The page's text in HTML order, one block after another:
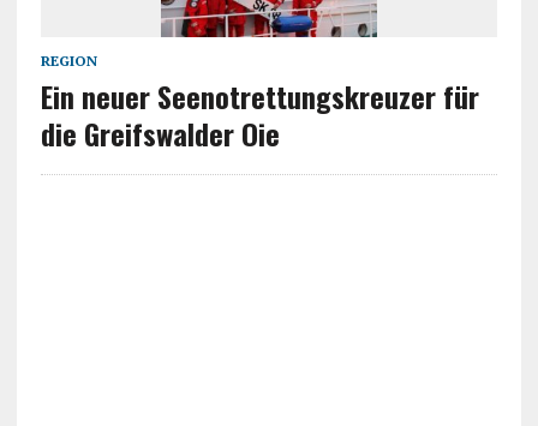
REGION
Ein neuer Seenotrettungskreuzer für
die Greifswalder Oie